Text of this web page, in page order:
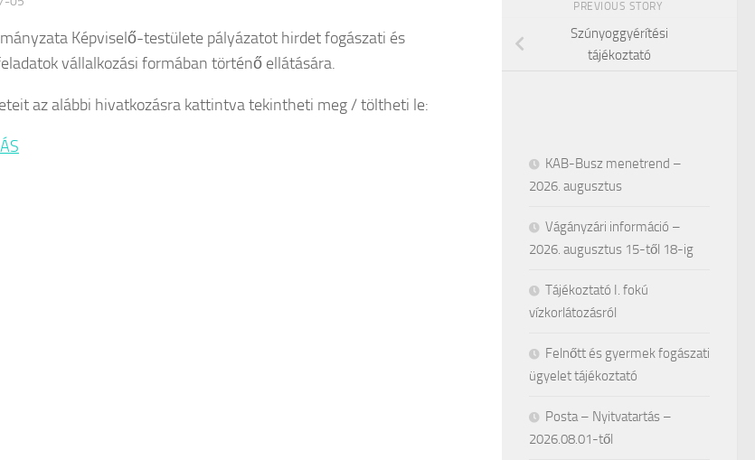
Képviselő-testülete pályázatot hirdet fogászati és
vállalkozási formában történő ellátására.
az alábbi hivatkozásra kattintva tekintheti meg / töltheti le:
PREVIOUS STORY
Szúnyoggyérítési
tájékoztató
KAB-Busz menetrend –
2026. augusztus
Vágányzári információ –
2026. augusztus 15-től 18-ig
Tájékoztató I. fokú
vízkorlátozásról
Felnőtt és gyermek fogászati
ügyelet tájékoztató
Posta – Nyitvatartás –
2026.08.01-től